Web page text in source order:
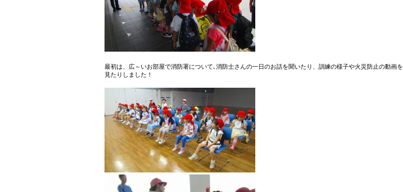
最初は、広～いお部屋で消防署について､消防士さんの一日のお話を聞いたり、訓練の様子や火災防止の動画を
見たりしました！